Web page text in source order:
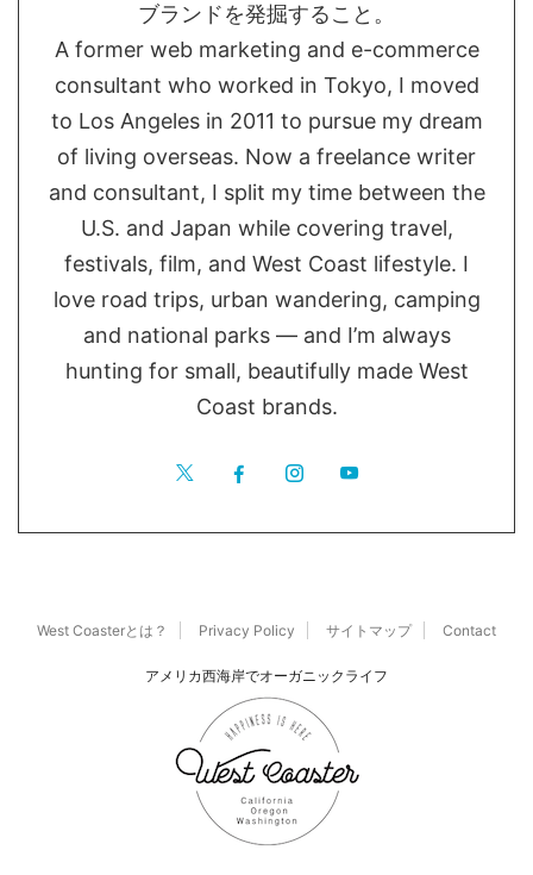
ブランドを発掘すること。
A former web marketing and e-commerce
consultant who worked in Tokyo, I moved
to Los Angeles in 2011 to pursue my dream
of living overseas. Now a freelance writer
and consultant, I split my time between the
U.S. and Japan while covering travel,
festivals, film, and West Coast lifestyle. I
love road trips, urban wandering, camping
and national parks — and I’m always
hunting for small, beautifully made West
Coast brands.
West Coasterとは？ Privacy Policy サイトマップ Contact
アメリカ西海岸でオーガニックライフ